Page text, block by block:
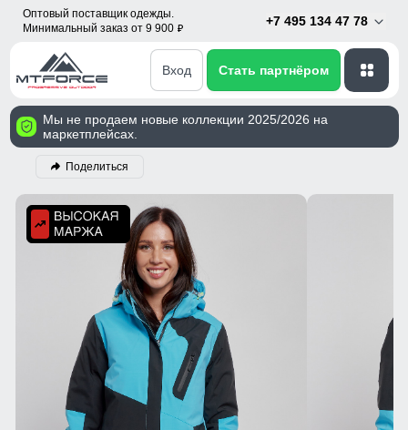
Оптовый поставщик одежды.
Минимальный заказ от 9 900 p
+7 495 134 47 78
Вход Стать партнёром
Мы не продаем новые коллекции 2025/2026 на
маркетплейсах.
Поделиться